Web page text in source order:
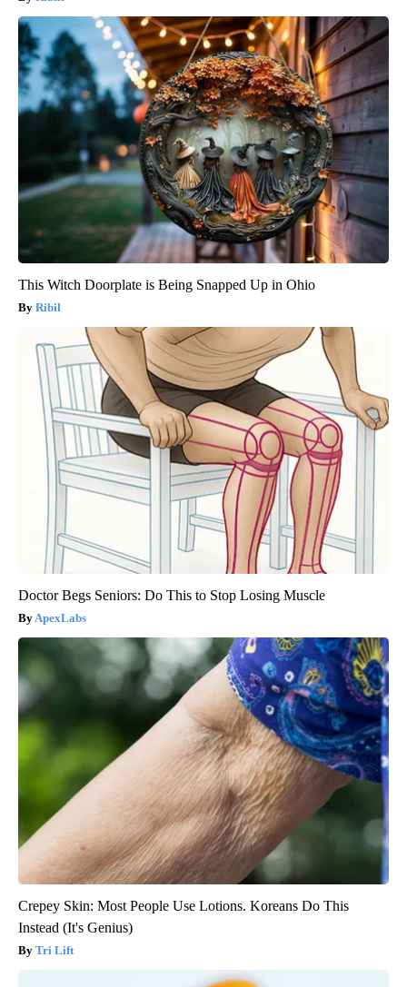
This Witch Doorplate is Being Snapped Up in Ohio
Ribil
Doctor Begs Seniors: Do This to Stop Losing Muscle
ApexLabs
Crepey Skin: Most People Use Lotions. Koreans Do This
Instead (It's Genius)
Tri Lift